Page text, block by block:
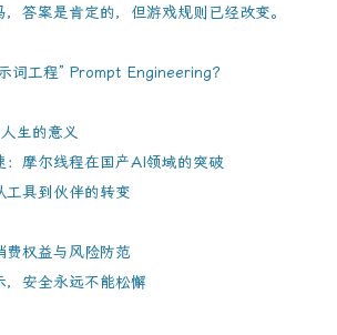
答案是肯定的，但游戏规则已经改变。
词工程” Prompt Engineering？
生的意义
：摩尔线程在国产AI领域的突破
工具到伙伴的转变
费权益与风险防范
，安全永远不能松懈